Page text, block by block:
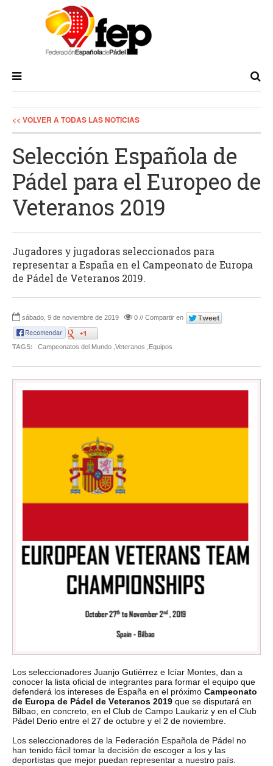
<< VOLVER A TODAS LAS NOTICIAS
Selección Española de
Pádel para el Europeo de
Veteranos 2019
Jugadores y jugadoras seleccionados para
representar a España en el Campeonato de Europa
de Pádel de Veteranos 2019.
sábado, 9 de noviembre de 2019 0 // Compartir en
TAGS: Campeonatos del Mundo ,Veteranos ,Equipos
Los seleccionadores Juanjo Gutiérrez e Icíar Montes, dan a
conocer la lista oficial de integrantes para formar el equipo que
defenderá los intereses de España en el próximo Campeonato
de Europa de Pádel de Veteranos 2019 que se disputará en
Bilbao, en concreto, en el Club de Campo Laukariz y en el Club
Pádel Derio entre el 27 de octubre y el 2 de noviembre.
Los seleccionadores de la Federación Española de Pádel no
han tenido fácil tomar la decisión de escoger a los y las
deportistas que mejor puedan representar a nuestro país.